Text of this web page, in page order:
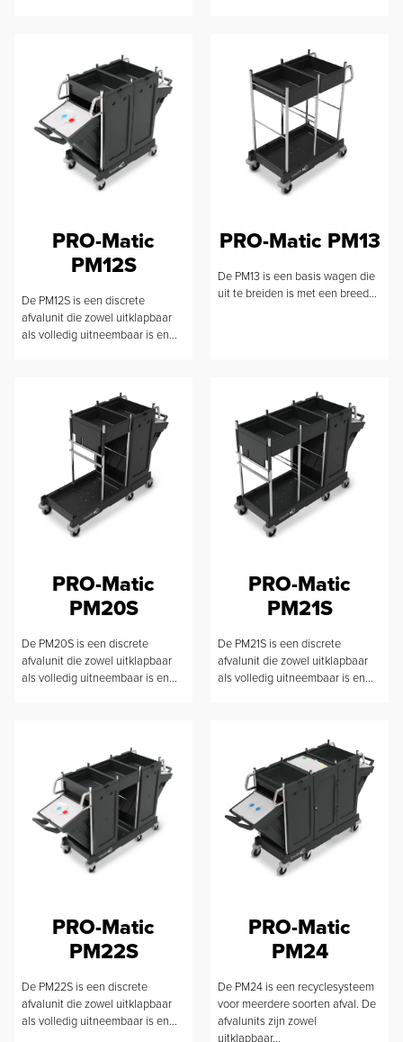
PRO-Matic
PM12S
De PM12S is een discrete
afvalunit die zowel uitklapbaar
als volledig uitneembaar is en...
PRO-Matic PM13
De PM13 is een basis wagen die
uit te breiden is met een breed...
PRO-Matic
PM20S
De PM20S is een discrete
afvalunit die zowel uitklapbaar
als volledig uitneembaar is en...
PRO-Matic
PM21S
De PM21S is een discrete
afvalunit die zowel uitklapbaar
als volledig uitneembaar is en...
PRO-Matic
PM22S
De PM22S is een discrete
afvalunit die zowel uitklapbaar
als volledig uitneembaar is en...
PRO-Matic
PM24
De PM24 is een recyclesysteem
voor meerdere soorten afval. De
afvalunits zijn zowel
uitklapbaar...